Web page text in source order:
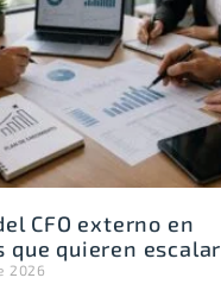
CFO externo en
que quieren escalar
2026